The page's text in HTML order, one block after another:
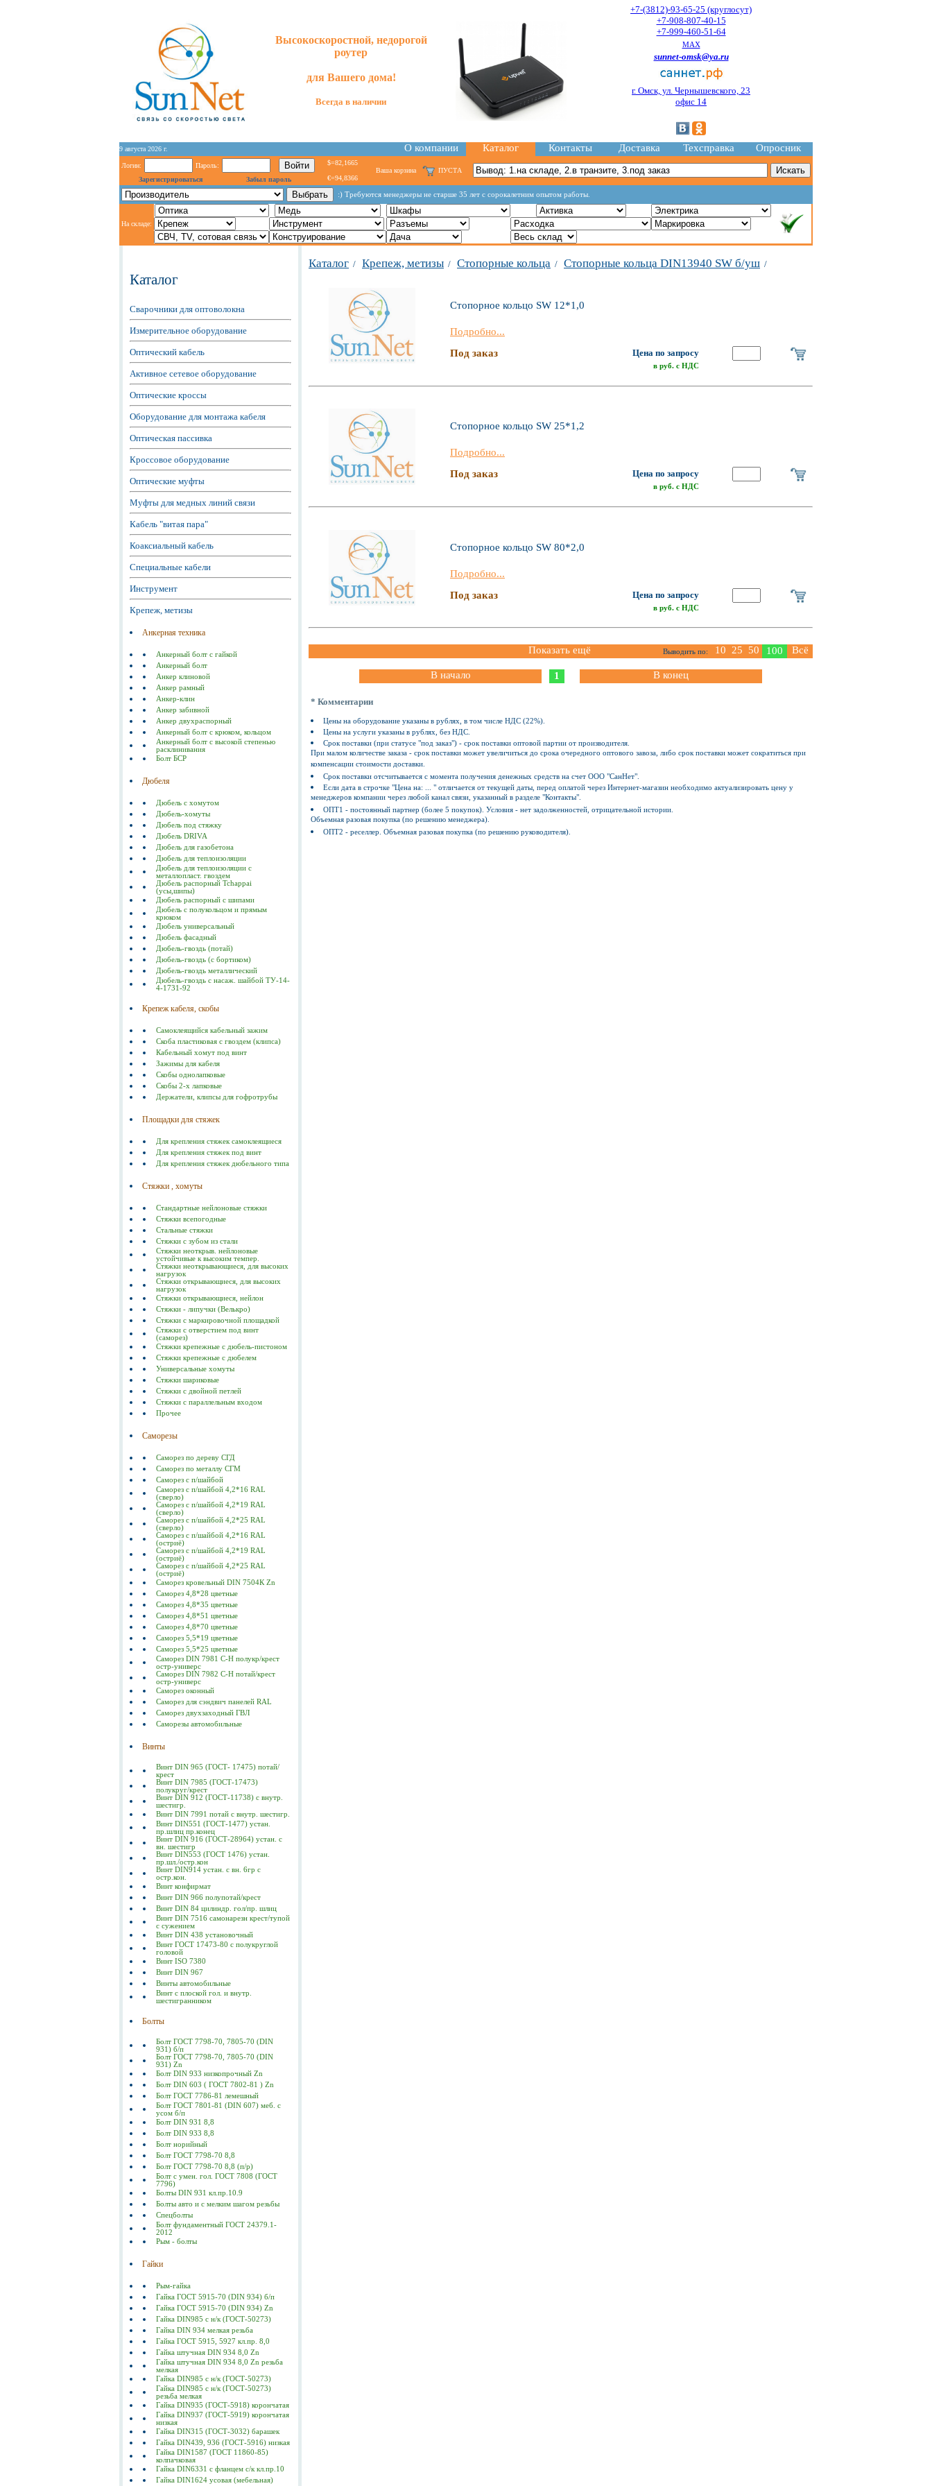
Высокоскоростной, недорогой
роутер
для Вашегодома!
Всегда в наличии
+7-(3812)-93-65-25 (круглосут)
+7-908-807-40-15
+7-999-460-51-64
MAX
sunnet-omsk@ya.ru
г. Омск, ул. Чернышевского, 23
офис 14
9 августа 2026 г. О компании Каталог Контакты Доставка Техсправка Опросник
Логин:
Пароль:
Зарегистрироваться
Забыл пароль
$=82,1665
€=94,8366
Ваша корзина ПУСТА
:) Требуются менеджеры не старше 35 лет с сорокалетним опытом работы.
На складе:
Каталог
Сварочники для оптоволокна
Измерительное оборудование
Оптический кабель
Активное сетевое оборудование
Оптические кроссы
Оборудование для монтажа кабеля
Оптическая пассивка
Кроссовое оборудование
Оптические муфты
Муфты для медных линий связи
Кабель "витая пара"
Коаксиальный кабель
Специальные кабели
Инструмент
Крепеж, метизы
Анкерная техника
Анкерный болт с гайкой
Анкерный болт
Анкер клиновой
Анкер рамный
Анкер-клин
Анкер забивной
Анкер двухраспорный
Анкерный болт с крюком, кольцом
Анкерный болт с высокой степенью
расклинивания
Болт БСР
Дюбеля
Дюбель с хомутом
Дюбель-хомуты
Дюбель под стяжку
Дюбель DRIVA
Дюбель для газобетона
Дюбель для теплоизоляции
Дюбель для теплоизоляции с
металлопласт. гвоздем
Дюбель распорный Tchappai
(усы,шипы)
Дюбель распорный с шипами
Дюбель с полукольцом и прямым
крюком
Дюбель универсальный
Дюбель фасадный
Дюбель-гвоздь (потай)
Дюбель-гвоздь (с бортиком)
Дюбель-гвоздь металлический
Дюбель-гвоздь с насаж. шайбой ТУ-14-
4-1731-92
Крепеж кабеля, скобы
Самоклеящийся кабельный зажим
Скоба пластиковая с гвоздем (клипса)
Кабельный хомут под винт
Зажимы для кабеля
Скобы однолапковые
Скобы 2-х лапковые
Держатели, клипсы для гофротрубы
Площадки для стяжек
Для крепления стяжек самоклеящиеся
Для крепления стяжек под винт
Для крепления стяжек дюбельного типа
Стяжки , хомуты
Стандартные нейлоновые стяжки
Стяжки всепогодные
Стальные стяжки
Cтяжки с зубом из стали
Стяжки неоткрыв. нейлоновые
устойчивые к высоким темпер.
Стяжки неоткрывающиеся, для высоких
нагрузок
Стяжки открывающиеся, для высоких
нагрузок
Стяжки открывающиеся, нейлон
Стяжки - липучки (Велькро)
Стяжки с маркировочной площадкой
Стяжки с отверстием под винт
(саморез)
Стяжки крепежные с дюбель-пистоном
Стяжки крепежные с дюбелем
Универсальные хомуты
Стяжки шариковые
Стяжки с двойной петлей
Стяжки с параллельным входом
Прочее
Саморезы
Саморез по дереву СГД
Саморез по металлу СГМ
Саморез с п/шайбой
Саморез с п/шайбой 4,2*16 RAL
(сверло)
Саморез с п/шайбой 4,2*19 RAL
(сверло)
Саморез с п/шайбой 4,2*25 RAL
(сверло)
Саморез с п/шайбой 4,2*16 RAL
(остриё)
Саморез с п/шайбой 4,2*19 RAL
(остриё)
Саморез с п/шайбой 4,2*25 RAL
(остриё)
Саморез кровельный DIN 7504К Zn
Саморез 4,8*28 цветные
Саморез 4,8*35 цветные
Саморез 4,8*51 цветные
Саморез 4,8*70 цветные
Саморез 5,5*19 цветные
Саморез 5,5*25 цветные
Саморез DIN 7981 C-Н полукр/крест
остр-универс
Саморез DIN 7982 C-Н потай/крест
остр-универс
Саморез оконный
Саморез для сэндвич панелей RAL
Саморез двухзаходный ГВЛ
Саморезы автомобильные
Винты
Винт DIN 965 (ГОСТ- 17475) потай/
крест
Винт DIN 7985 (ГОСТ-17473)
полукруг/крест
Винт DIN 912 (ГОСТ-11738) с внутр.
шестигр.
Винт DIN 7991 потай с внутр. шестигр.
Винт DIN551 (ГОСТ-1477) устан.
пр.шлиц пр.конец
Винт DIN 916 (ГОСТ-28964) устан. с
вн. шестигр
Винт DIN553 (ГОСТ 1476) устан.
пр.шл./остр.кон
Винт DIN914 устан. с вн. 6гр с
остр.кон.
Винт конфирмат
Винт DIN 966 полупотай/крест
Винт DIN 84 цилиндр. гол/пр. шлиц
Винт DIN 7516 самонарезн крест/тупой
с сужением
Винт DIN 438 установочный
Винт ГОСТ 17473-80 c полукруглой
головой
Винт ISO 7380
Винт DIN 967
Винты автомобильные
Винт с плоской гол. и внутр.
шестигранником
Болты
Болт ГОСТ 7798-70, 7805-70 (DIN
931) б/п
Болт ГОСТ 7798-70, 7805-70 (DIN
931) Zn
Болт DIN 933 низкопрочный Zn
Болт DIN 603 ( ГОСТ 7802-81 ) Zn
Болт ГОСТ 7786-81 лемешный
Болт ГОСТ 7801-81 (DIN 607) меб. с
усом б/п
Болт DIN 931 8,8
Болт DIN 933 8,8
Болт норийный
Болт ГОСТ 7798-70 8,8
Болт ГОСТ 7798-70 8,8 (п/р)
Болт с умен. гол. ГОСТ 7808 (ГОСТ
7796)
Болты DIN 931 кл.пр.10.9
Болты авто и с мелким шагом резьбы
Спецболты
Болт фундаментный ГОСТ 24379.1-
2012
Рым - болты
Гайки
Рым-гайка
Гайка ГОСТ 5915-70 (DIN 934) б/п
Гайка ГОСТ 5915-70 (DIN 934) Zn
Гайка DIN985 с н/к (ГОСТ-50273)
Гайка DIN 934 мелкая резьба
Гайка ГОСТ 5915, 5927 кл.пр. 8,0
Гайка штучная DIN 934 8,0 Zn
Гайка штучная DIN 934 8,0 Zn резьба
мелкая
Гайка DIN985 с н/к (ГОСТ-50273)
Гайка DIN985 с н/к (ГОСТ-50273)
резьба мелкая
Гайка DIN935 (ГОСТ-5918) корончатая
Гайка DIN937 (ГОСТ-5919) корончатая
низкая
Гайка DIN315 (ГОСТ-3032) барашек
Гайка DIN439, 936 (ГОСТ-5916) низкая
Гайка DIN1587 (ГОСТ 11860-85)
колпачковая
Гайка DIN6331 с фланцем с/к кл.пр.10
Гайка DIN1624 усовая (мебельная)
Каталог / Крепеж, метизы / Стопорные кольца / Стопорные кольца DIN13940 SW б/уш /
Стопорное кольцо SW 12*1,0
Подробно...
Под заказ
Цена по запросу
в руб. с НДС
Стопорное кольцо SW 25*1,2
Подробно...
Под заказ
Цена по запросу
в руб. с НДС
Стопорное кольцо SW 80*2,0
Подробно...
Под заказ
Цена по запросу
в руб. с НДС
Показать ещё Выводить по: 10 25 50 100 Всё
В начало 1 В конец
* Комментарии
Цены на оборудование указаны в рублях, в том числе НДС (22%).
Цены на услуги указаны в рублях, без НДС.
Срок поставки (при статусе "под заказ") - срок поставки оптовой партии от производителя.
При малом количестве заказа - срок поставки может увеличиться до срока очередного оптового завоза, либо срок поставки может сократиться при
компенсации стоимости доставки.
Срок поставки отсчитывается с момента получения денежных средств на счет ООО "СанНет".
Если дата в строчке "Цена на: ... " отличается от текущей даты, перед оплатой через Интернет-магазин необходимо актуализировать цену у
менеджеров компании через любой канал связи, указанный в разделе "Контакты".
ОПТ1 - постоянный партнер (более 5 покупок). Условия - нет задолженностей, отрицательной истории.
Объемная разовая покупка (по решению менеджера).
ОПТ2 - реселлер. Объемная разовая покупка (по решению руководителя).